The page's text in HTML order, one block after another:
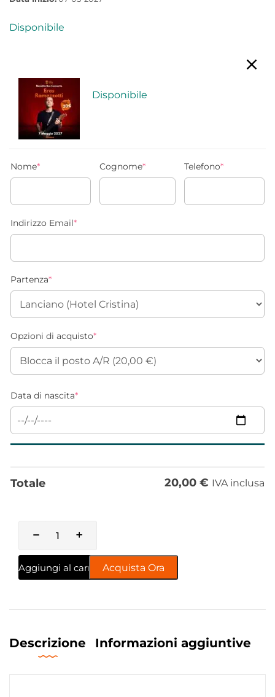
Disponibile
Disponibile
Nome* Cognome* Telefono*
Indirizzo Email*
Partenza*
Opzioni di acquisto*
Data di nascita*
Totale 20,00 € IVA inclusa
Aggiungi al carrelloAcquista Ora
Descrizione Informazioni aggiuntive